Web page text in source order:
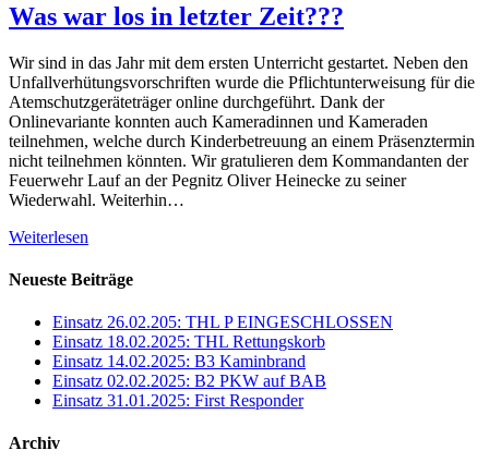
Was war los in letzter Zeit???
Wir sind in das Jahr mit dem ersten Unterricht gestartet. Neben den
Unfallverhütungsvorschriften wurde die Pflichtunterweisung für die
Atemschutzgeräteträger online durchgeführt. Dank der
Onlinevariante konnten auch Kameradinnen und Kameraden
teilnehmen, welche durch Kinderbetreuung an einem Präsenztermin
nicht teilnehmen könnten. Wir gratulieren dem Kommandanten der
Feuerwehr Lauf an der Pegnitz Oliver Heinecke zu seiner
Wiederwahl. Weiterhin…
Weiterlesen
Neueste Beiträge
Einsatz 26.02.205: THL P EINGESCHLOSSEN
Einsatz 18.02.2025: THL Rettungskorb
Einsatz 14.02.2025: B3 Kaminbrand
Einsatz 02.02.2025: B2 PKW auf BAB
Einsatz 31.01.2025: First Responder
Archiv